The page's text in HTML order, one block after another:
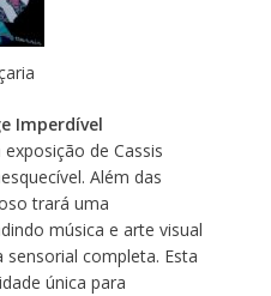
Imperdível
de Cassis
Além das
trará uma
música e arte visual
sensorial completa. Esta
única para